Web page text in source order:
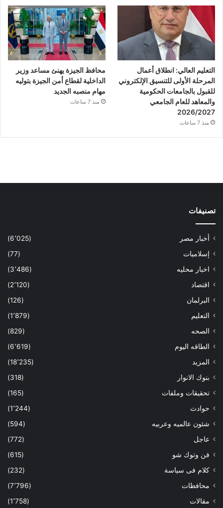
التعليم العالي: انطلاق أعمال
المرحلة الأولى للتنسيق الإلكتروني
للقبول بالجامعات الحكومية
والمعاهد للعام الجامعي
2026/2027
منذ 7 ساعات
محافظ الجيزة يهنئ مساعد وزير
الداخلية لقطاع أمن الجيزة بتوليه
مهام منصبه الجديد
منذ 7 ساعات
تصنيفات
أخبار مصر
(6٬025)
إسلاميات
(77)
اخبار محليه
(3٬486)
اقتصاد
(2٬120)
البرلمان
(126)
التعليم
(1٬879)
الصحه
(829)
الطاقه اليوم
(6٬619)
المزيد
(18٬235)
بنوك الانوار
(318)
تحقيقات وملفات
(165)
حوادث
(1٬244)
شئون عالميه وعربيه
(594)
عاجل
(772)
فن وتوك شو
(615)
كلام فى سياسة
(232)
محافظات
(7٬796)
مقالات
(1٬758)